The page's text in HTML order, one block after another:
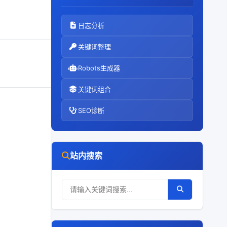
日志分析
关键词整理
Robots生成器
关键词组合
SEO诊断
站内搜索